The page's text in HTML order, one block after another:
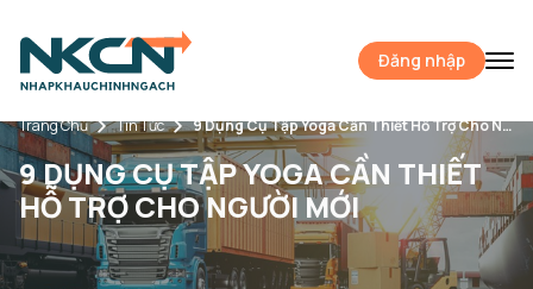
Đăng nhập
Trang Chủ Tin Tức 9 Dụng Cụ Tập Yoga Cần Thiết Hỗ Trợ Cho Người Mới
9 DỤNG CỤ TẬP YOGA CẦN THIẾT
HỖ TRỢ CHO NGƯỜI MỚI